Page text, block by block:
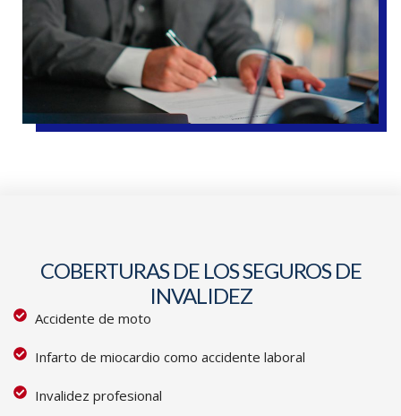
COBERTURAS DE LOS SEGUROS DE
INVALIDEZ
Accidente de moto
Infarto de miocardio como accidente laboral
Invalidez profesional